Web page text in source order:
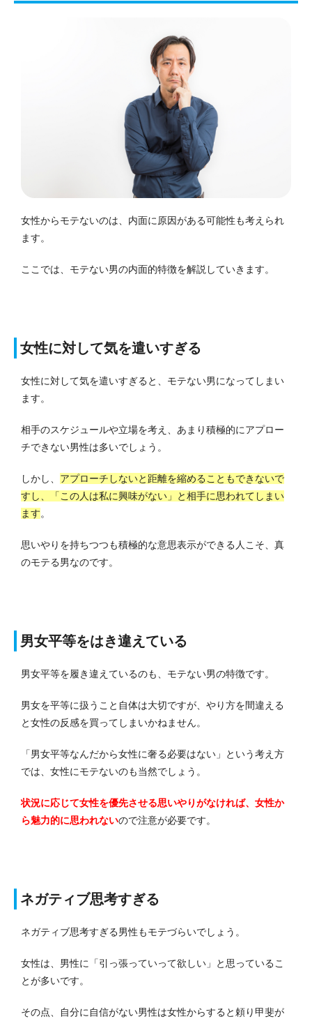
女性からモテないのは、内面に原因がある可能性も考えられ
ます。
ここでは、モテない男の内面的特徴を解説していきます。
女性に対して気を遣いすぎる
女性に対して気を遣いすぎると、モテない男になってしまい
ます。
相手のスケジュールや立場を考え、あまり積極的にアプロー
チできない男性は多いでしょう。
しかし、 アプローチしないと距離を縮めることもできないで
すし、「この人は私に興味がない」と相手に思われてしまい
ます。
思いやりを持ちつつも積極的な意思表示ができる人こそ、真
のモテる男なのです。
男女平等をはき違えている
男女平等を履き違えているのも、モテない男の特徴です。
男女を平等に扱うこと自体は大切ですが、やり方を間違える
と女性の反感を買ってしまいかねません。
「男女平等なんだから女性に奢る必要はない」という考え方
では、女性にモテないのも当然でしょう。
状況に応じて女性を優先させる思いやりがなければ、女性か
ら魅力的に思われないので注意が必要です。
ネガティブ思考すぎる
ネガティブ思考すぎる男性もモテづらいでしょう。
女性は、男性に「引っ張っていって欲しい」と思っているこ
とが多いです。
その点、自分に自信がない男性は女性からすると頼り甲斐が